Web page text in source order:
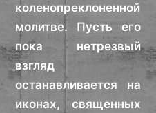
коленопреклоненной
молитве. Пусть его
пока нетрезвый
взгляд
останавливается на
иконах, священных